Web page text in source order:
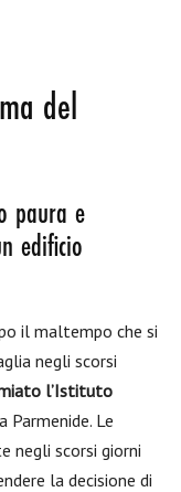
del
paura e
edificio
il maltempo che si
negli scorsi
l’Istituto
Parmenide. Le
negli scorsi giorni
la decisione di